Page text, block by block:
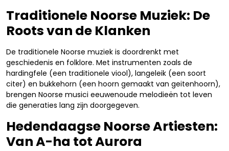
Traditionele Noorse Muziek: De
Roots van de Klanken
De traditionele Noorse muziek is doordrenkt met
geschiedenis en folklore. Met instrumenten zoals de
hardingfele (een traditionele viool), langeleik (een soort
citer) en bukkehorn (een hoorn gemaakt van geitenhoorn),
brengen Noorse musici eeuwenoude melodieën tot leven
die generaties lang zijn doorgegeven.
Hedendaagse Noorse Artiesten:
Van A-ha tot Aurora